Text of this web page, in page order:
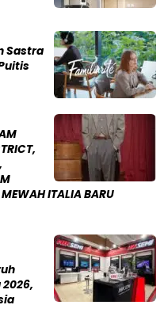
Sastra
ITALIA BARU